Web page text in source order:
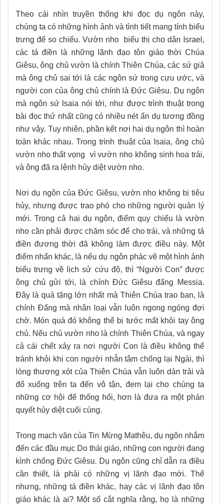
Theo cái nhìn truyền thống khi đọc dụ ngôn này,
chúng ta có những hình ảnh và tình tiết mang tính biểu
trưng để so chiếu. Vườn nho biểu thị cho dân Israel,
các tá điền là những lãnh đạo tôn giáo thời Chúa
Giêsu, ông chủ vườn là chính Thiên Chúa, các sứ giả
mà ông chủ sai tới là các ngôn sứ trong cựu ước, và
người con của ông chủ chính là Đức Giêsu. Dụ ngôn
mà ngôn sứ Isaia nói tới, như được trình thuật trong
bài đọc thứ nhất cũng có nhiều nét ẩn dụ tương đồng
như vậy. Tuy nhiên, phần kết nơi hai dụ ngôn thì hoàn
toàn khác nhau. Trong trình thuật của Isaia, ông chủ
vườn nho thất vọng vì vườn nho không sinh hoa trái,
và ông đã ra lệnh hủy diệt vườn nho.
Nơi dụ ngôn của Đức Giêsu, vườn nho không bị tiêu
hủy, nhưng được trao phó cho những người quản lý
mới. Trong cả hai dụ ngôn, điểm quy chiếu là vườn
nho cần phải được chăm sóc để cho trái, và những tá
điền đương thời đã không làm được điều này. Một
điểm nhấn khác, là nếu dụ ngôn phác vẽ một hình ảnh
biểu trưng về lịch sử cứu độ, thì “Người Con” được
ông chủ gửi tới, là chính Đức Giêsu đấng Messia.
Đây là quà tặng lớn nhất mà Thiên Chúa trao ban, là
chính Đấng mà nhân loại vẫn luôn ngong ngóng đợi
chờ. Món quà đó không thể bị tước mất khỏi tay ông
chủ. Nếu chủ vườn nho là chính Thiên Chúa, và ngay
cả cái chết xảy ra nơi người Con là điều không thể
tránh khỏi khi con người nhẫn tâm chống lại Ngài, thì
lòng thương xót của Thiên Chúa vẫn luôn dàn trải và
đổ xuống trên ta đến vô tận, đem lại cho chúng ta
những cơ hội để thống hối, hơn là đưa ra một phán
quyết hủy diệt cuối cùng.
Trong mạch văn của Tin Mừng Mathêu, dụ ngôn nhắm
đến các đầu mục Do thái giáo, những con người đang
kình chống Đức Giêsu. Dụ ngôn cũng chỉ dẫn ra điều
cần thiết, là phải có những vị lãnh đạo mới. Thế
nhưng, những tá điền khác, hay các vị lãnh đạo tôn
giáo khác là ai? Một số cắt nghĩa rằng, họ là những